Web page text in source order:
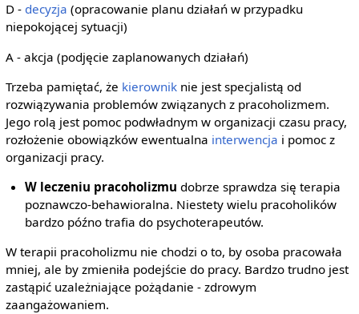
D - decyzja (opracowanie planu działań w przypadku
niepokojącej sytuacji)
A - akcja (podjęcie zaplanowanych działań)
Trzeba pamiętać, że kierowniknie jest specjalistą od
rozwiązywania problemów związanych z pracoholizmem.
Jego rolą jest pomoc podwładnym w organizacji czasu pracy,
rozłożenie obowiązków ewentualna interwencja i pomoc z
organizacji pracy.
W leczeniu pracoholizmu dobrze sprawdza się terapia
poznawczo-behawioralna. Niestety wielu pracoholików
bardzo późno trafia do psychoterapeutów.
W terapii pracoholizmu nie chodzi o to, by osoba pracowała
mniej, ale by zmieniła podejście do pracy. Bardzo trudno jest
zastąpić uzależniające pożądanie - zdrowym
zaangażowaniem.